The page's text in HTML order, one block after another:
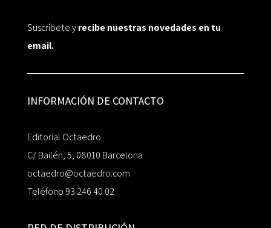
Suscríbete yrecibe nuestras novedades en tu
email.
INFORMACIÓN DE CONTACTO
Editorial Octaedro
C/ Bailén, 5, 08010 Barcelona
octaedro@octaedro.com
Teléfono 93 246 40 02